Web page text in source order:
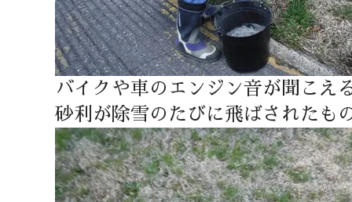
バイクや車のエンジン音が聞こえ
砂利が除雪のたびに飛ばされたも